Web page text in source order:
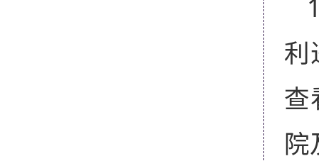
利
查
院